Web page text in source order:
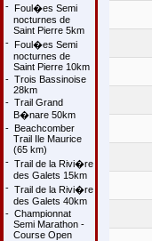
- Foul�es Semi
nocturnes de
Saint Pierre 5km
- Foul�es Semi
nocturnes de
Saint Pierre 10km
- Trois Bassinoise
28km
- Trail Grand
B�nare 50km
- Beachcomber
Trail Ile Maurice
(65 km)
- Trail de la Rivi�re
des Galets 15km
- Trail de la Rivi�re
des Galets 40km
- Championnat
Semi Marathon -
Course Open